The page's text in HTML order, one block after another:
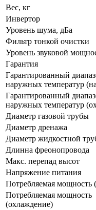
Вес, кг
Инвертор
Уровень шума, дБа
Фильтр тонкой очистки
Уровень звуковой
Гарантия
Гарантированный
наружных температур
Гарантированный
наружных температур
Диаметр газовой трубы
Диаметр дренажа
Диаметр жидкостной
Длинна фреонопровода
Макс. перепад высот
Напряжение питания
Потребляемая мощность
Потребляемая мощность
(охлаждение)